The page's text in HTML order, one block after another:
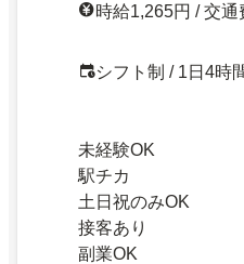
時給1,265円 / 交通
シフト制 / 1日4時
未経験OK
駅チカ
土日祝のみOK
接客あり
副業OK